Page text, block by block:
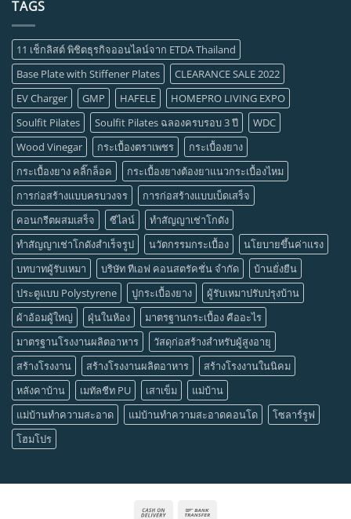
TAGS
11 เช็กลิสต์ พิชิตธุรกิจออนไลน์จาก ETDA Thailand
Base Plate with Stiffener Plates
CLEARANCE SALE 2022
EV Charger
GMP HAFELE
HOMEPRO LIVING EXPO
Soulfit Pilates
Soulfit Pilates ฉลองครบรอบ 3 ปี
WDC
Wood Vinegar
กระเบื้องตราเพชร
กระเบื้องยาง
กระเบื้องยาง คลิ๊กล็อค
กระเบื้องยางต้องยาแนวกระเบื้องไหม
การก่อสร้างแบบครบวงจร
การก่อสร้างแบบเบ็ดเสร็จ
คอนกรีตผสมเสร็จ
ซีไลน์
ทำสัญญาเช่าโกดัง
ทำสัญญาเช่าโกดังสำเร็จรูป
นวัตกรรมกระเบื้อง
นโยบายขึ้นค่าแรง
บทบาทผู้รับเหมา
บริษัท ทีเอฟ คอนสตรัคชั่น จำกัด
บ้านยั่งยืน
ประตูแบบ Polystyrene
ปูกระเบื้องยาง
ผู้รับเหมาปรับปรุงบ้าน
ผ้าอ้อมผู้ใหญ่
ฝุ่นในห้อง
มาตรฐานกระเบื้อง คืออะไร
มาตรฐานโรงงานผลิตอาหาร
วัสดุก่อสร้างสำหรับผู้สูงอายุ
สร้างโรงงาน
สร้างโรงงานผลิตอาหาร
สร้างโรงงานในนิคม
หลังคาบ้าน
เมทัลชีท PU เสาเข็ม
แม่บ้าน
แม่บ้านทำความสะอาด
แม่บ้านทำความสะอาดคอนโด
โซลาร์รูฟ
โฮมโปร
Cash